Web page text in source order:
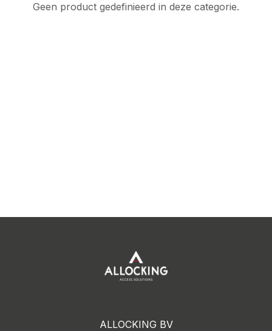
Geen product gedefinieerd in deze categorie.
ALLOCKING BV